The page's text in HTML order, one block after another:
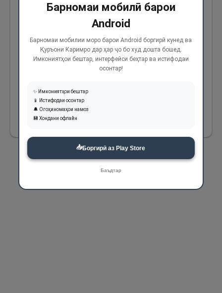
баъд аз ин, ки пайванд шудааст, харид,
меваи он дарахт аз фурӯшанда аст, магар он,
ки харидор (ҳангоми харид) онро барои худ
шарт намояд ва агар касе ғуломеро, ки
дорои моле ҳаст, харид, моли он ғулом аз
барои худ шарт намояд».
Барномаи мобилӣ барои
Android
Барномаи мобилии моро барои Android боргирӣ кунед ва
Қуръони Каримро дар ҳар ҷо бо худ дошта бошед.
Имкониятҳои бештар, интерфейси беҳтар ва истифодаи
осонтар!
✨ Имкониятҳои бештар
📱 Истифодаи осонтар
🔔 Огоҳиномаҳои намоз
💾 Хондани офлайн
📥Боргирӣ аз Play Store
Баъдтар